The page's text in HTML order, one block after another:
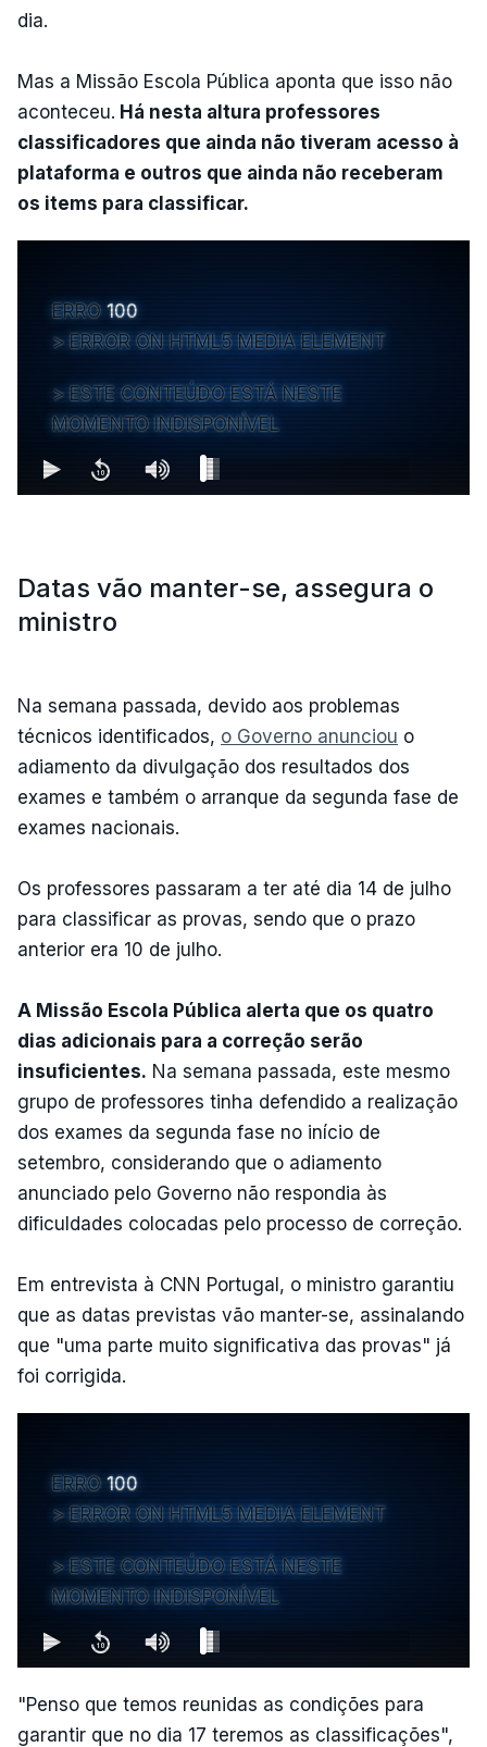
dia.
Mas a Missão Escola Pública aponta que isso não
aconteceu. Há nesta altura professores
classificadores que ainda não tiveram acesso à
plataforma e outros que ainda não receberam
os items para classificar.
ERRO 100
ERROR ON HTML5 MEDIA ELEMENT
ESTE CONTEÚDO ESTÁ NESTE
MOMENTO INDISPONÍVEL
Datas vão manter-se, assegura o
ministro
Na semana passada, devido aos problemas
técnicos identificados, o Governo anunciou o
adiamento da divulgação dos resultados dos
exames e também o arranque da segunda fase de
exames nacionais.
Os professores passaram a ter até dia 14 de julho
para classificar as provas, sendo que o prazo
anterior era 10 de julho.
A Missão Escola Pública alerta que os quatro
dias adicionais para a correção serão
insuficientes. Na semana passada, este mesmo
grupo de professores tinha defendido a realização
dos exames da segunda fase no início de
setembro, considerando que o adiamento
anunciado pelo Governo não respondia às
dificuldades colocadas pelo processo de correção.
Em entrevista à CNN Portugal, o ministro garantiu
que as datas previstas vão manter-se, assinalando
que "uma parte muito significativa das provas" já
foi corrigida.
ERRO 100
ERROR ON HTML5 MEDIA ELEMENT
ESTE CONTEÚDO ESTÁ NESTE
MOMENTO INDISPONÍVEL
"Penso que temos reunidas as condições para
garantir que no dia 17 teremos as classificações",